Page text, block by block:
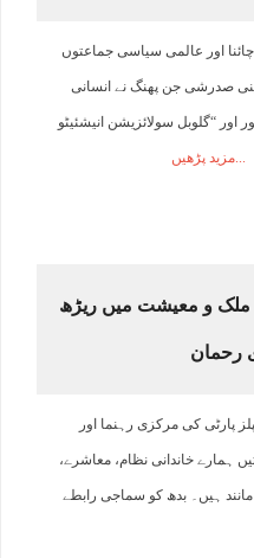
اور عالمی سیاسی جماعتوں
صدرشی جن پھنگ نے انسانی
“گلوبل سولائزیشن انیشئیٹو
مزید پڑھیں
ملک و معیشت میں ریڑھ
رحمان
پارٹی کی مرکزی رہنما اور
ہمارے خاندانی نظام، معاشرے،
ہیں۔ بدھ کو سماجی رابطے